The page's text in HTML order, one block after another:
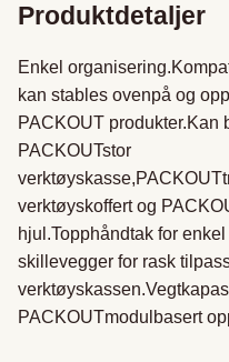
Produktdetaljer
Enkel
kan stables ovenpå og
PACKOUT produkter.Kan
PACKOUTstor
verktøyskoffert og
hjul.Topphåndtak for
skillevegger for rask
PACKOUTmodulbasert